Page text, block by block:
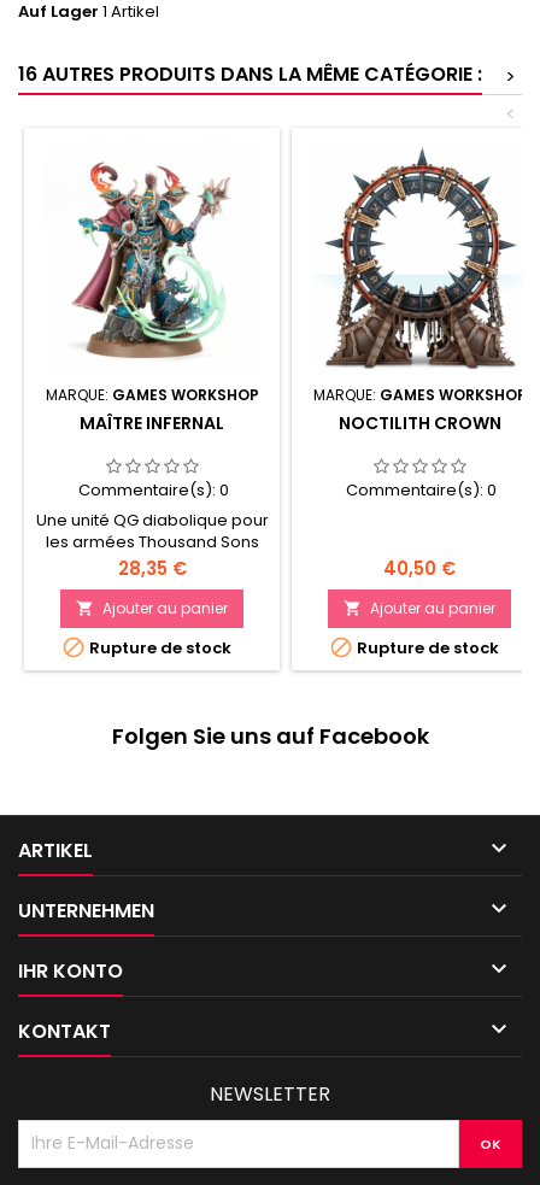
Auf Lager 1 Artikel
16 AUTRES PRODUITS DANS LA MÊME CATÉGORIE :
>
<
MARQUE: GAMES WORKSHOP
MAÎTRE INFERNAL
Commentaire(s): 0
Une unité QG diabolique pour
les armées Thousand Sons
Exploitez les pactes infernaux
pour paralyser vos ennemis
et aider vos alliés
Accompagné de jeunes
Hurleurs
Prix
28,35 €
 Ajouter au panier
 Rupture de stock
MARQUE: GAMES WORKSHOP
NOCTILITH CROWN
Commentaire(s): 0
Prix
40,50 €
 Ajouter au panier
 Rupture de stock
Folgen Sie uns auf Facebook
ARTIKEL 
UNTERNEHMEN 
IHR KONTO 
KONTAKT 
NEWSLETTER